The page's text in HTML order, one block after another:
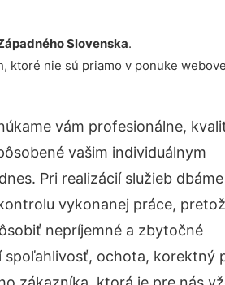
Slovenska.
ktoré nie sú priamo v ponuke
vám profesionálne,
vašim individuálnym
Pri realizácií služieb
vykonanej práce,
nepríjemné a zbytočné
ochota, korektný